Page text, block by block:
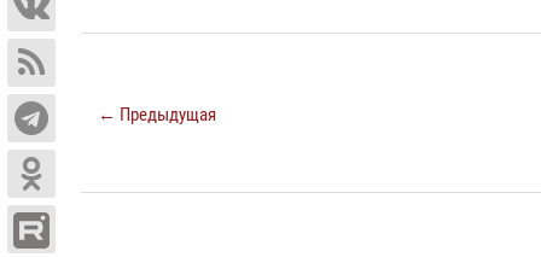
← Предыдущая